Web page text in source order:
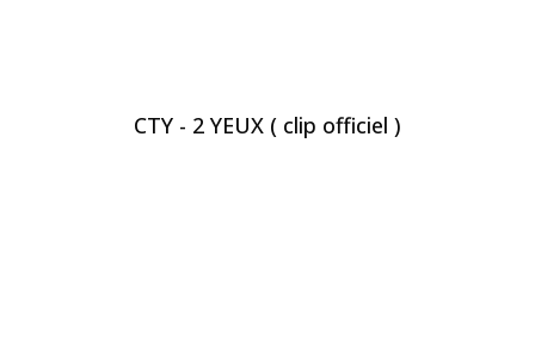
CTY - 2 YEUX ( clip officiel )